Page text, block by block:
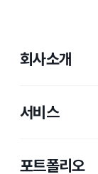
회사소개
서비스
포트폴리오